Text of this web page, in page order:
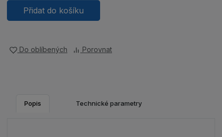
Přidat do košíku
Do oblíbených Porovnat
Popis Technické parametry